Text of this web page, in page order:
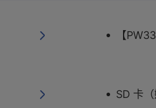
【
SD 卡